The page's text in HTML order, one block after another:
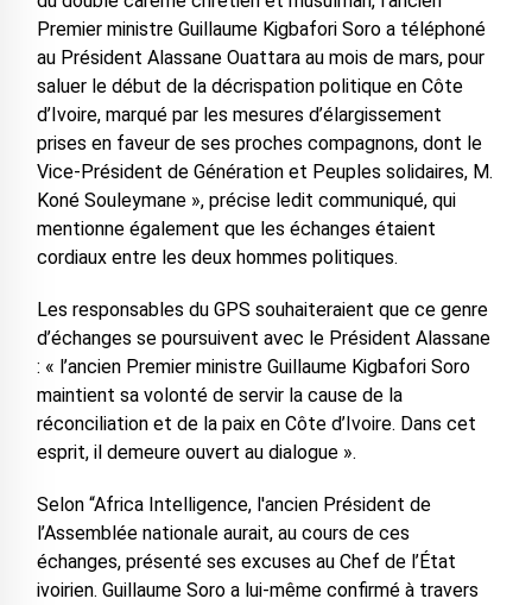
Premier ministre Guillaume Kigbafori Soro a téléphoné
au Président Alassane Ouattara au mois de mars, pour
saluer le début de la décrispation politique en Côte
d’Ivoire, marqué par les mesures d’élargissement
prises en faveur de ses proches compagnons, dont le
Vice-Président de Génération et Peuples solidaires, M.
Koné Souleymane », précise ledit communiqué, qui
mentionne également que les échanges étaient
cordiaux entre les deux hommes politiques.
Les responsables du GPS souhaiteraient que ce genre
d’échanges se poursuivent avec le Président Alassane
: « l’ancien Premier ministre Guillaume Kigbafori Soro
maintient sa volonté de servir la cause de la
réconciliation et de la paix en Côte d’Ivoire. Dans cet
esprit, il demeure ouvert au dialogue ».
Selon “Africa Intelligence, l'ancien Président de
l’Assemblée nationale aurait, au cours de ces
échanges, présenté ses excuses au Chef de l’État
ivoirien. Guillaume Soro a lui-même confirmé à travers